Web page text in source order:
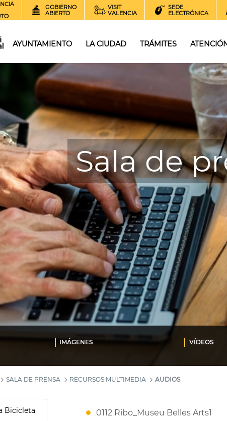
GOBIERNO
ABIERTO
VISIT
VALENCIA
SEDE
ELECTRÓNICA
AYUNTAMIENTO LA CIUDAD TRÁMITES
Sala de
IMÁGENES VÍDEOS
SALA DE PRENSA RECURSOS MULTIMEDIA AUDIOS
Bicicleta 0112 Ribo_Museu Belles Arts1